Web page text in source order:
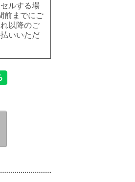
ルする場
前までにご
以降のご
いいただ